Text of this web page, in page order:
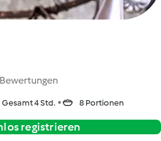
Gesamt 4 Std. 8 Portionen
registrieren